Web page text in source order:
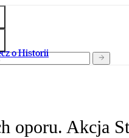
o Historii
oporu. Akcja